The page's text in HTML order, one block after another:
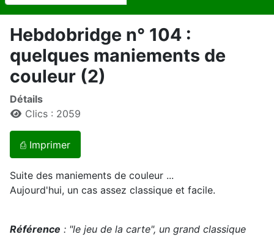
Hebdobridge n° 104 :
quelques maniements de
couleur (2)
Détails
Clics : 2059
⎙ Imprimer
Suite des maniements de couleur ...
Aujourd'hui, un cas assez classique et facile.
Référence : "le jeu de la carte", un grand classique